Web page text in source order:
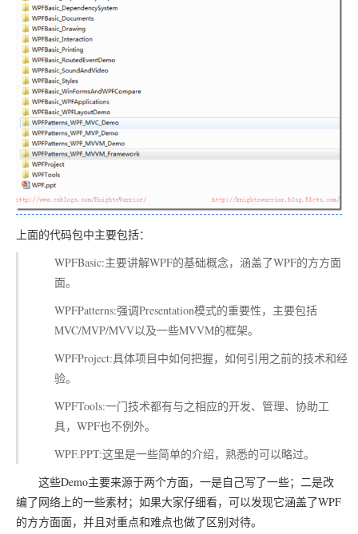
上面的代码包中主要包括：
WPFBasic:主要讲解WPF的基础概念，涵盖了WPF的方方面
面。
WPFPatterns:强调Presentation模式的重要性，主要包括
MVC/MVP/MVV以及一些MVVM的框架。
WPFProject:具体项目中如何把握，如何引用之前的技术和经
验。
WPFTools:一门技术都有与之相应的开发、管理、协助工
具，WPF也不例外。
WPF.PPT:这里是一些简单的介绍，熟悉的可以略过。
这些Demo主要来源于两个方面，一是自己写了一些；二是改
编了网络上的一些素材；如果大家仔细看，可以发现它涵盖了WPF
的方方面面，并且对重点和难点也做了区别对待。